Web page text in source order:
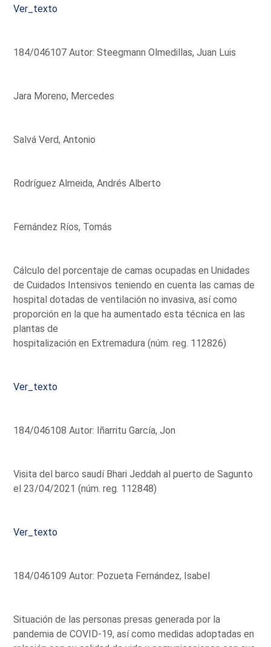
Ver_texto
184/046107 Autor: Steegmann Olmedillas, Juan Luis
Jara Moreno, Mercedes
Salvá Verd, Antonio
Rodríguez Almeida, Andrés Alberto
Fernández Ríos, Tomás
Cálculo del porcentaje de camas ocupadas en Unidades
de Cuidados Intensivos teniendo en cuenta las camas de
hospital dotadas de ventilación no invasiva, así como
proporción en la que ha aumentado esta técnica en las
plantas de
hospitalización en Extremadura (núm. reg. 112826)
Ver_texto
184/046108 Autor: Iñarritu García, Jon
Visita del barco saudí Bhari Jeddah al puerto de Sagunto
el 23/04/2021 (núm. reg. 112848)
Ver_texto
184/046109 Autor: Pozueta Fernández, Isabel
Situación de las personas presas generada por la
pandemia de COVID-19, así como medidas adoptadas en